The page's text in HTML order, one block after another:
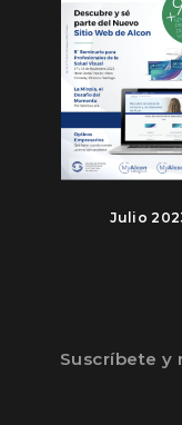
Julio
Suscríbete y